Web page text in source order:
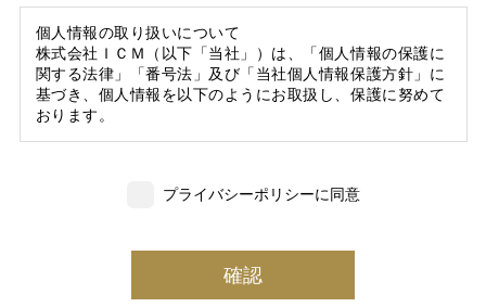
個人情報の取り扱いについて
株式会社ＩＣＭ（以下「当社」）は、「個人情報の保護に
関する法律」「番号法」及び「当社個人情報保護方針」に
基づき、個人情報を以下のようにお取扱し、保護に努めて
おります。
いただいた個人情報の一部を個人データとして保有
(3) 当社は、当社で就業する社員及び社員の扶養親族、及
び当社が支払調書等を作成する継続的契約関係のある個人
プライバシーポリシーに同意